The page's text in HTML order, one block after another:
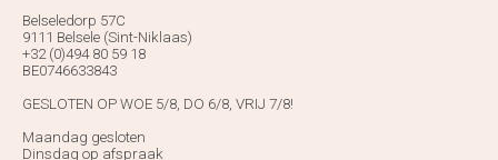
Belseledorp 57C
9111 Belsele (Sint-Niklaas)
+32 (0)494 80 59 18
BE0746633843
GESLOTEN OP WOE 5/8, DO 6/8, VRIJ 7/8!
Maandag gesloten
Dinsdag op afspraak